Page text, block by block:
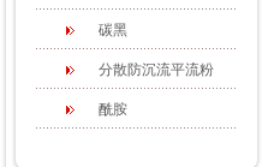
碳黑
分散防沉流平流粉
酰胺